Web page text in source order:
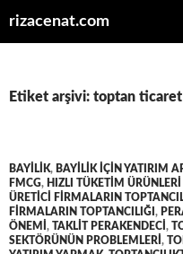
rizacenat.com
Etiket arşivi: toptan
BAYILIK, BAYILIK IÇIN YATIRIM
FMCG, HIZLI TÜKETIM
ÜRETICI FIRMALARIN
FIRMALARIN TOPTANCILIĞI ,
ÖNEMI , TAKLIT PERAKENDECI ,
SEKTÖRÜNÜN PROBLEMLERI ,